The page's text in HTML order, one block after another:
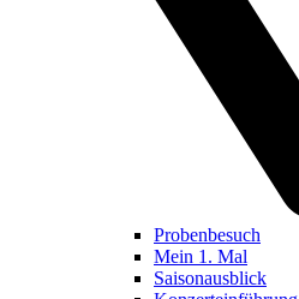
Probenbesuch
Mein 1. Mal
Saisonausblick